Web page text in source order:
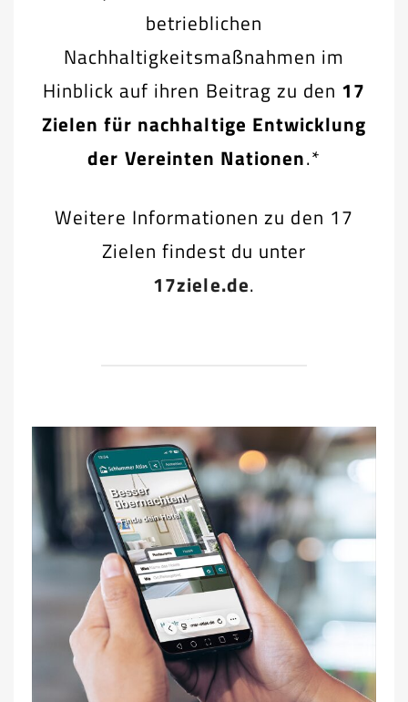
betrieblichen
Nachhaltigkeitsmaßnahmen im
Hinblick auf ihren Beitrag zu den 17
Zielen für nachhaltige Entwicklung
der Vereinten Nationen.*
Weitere Informationen zu den 17
Zielen findest du unter
17ziele.de.